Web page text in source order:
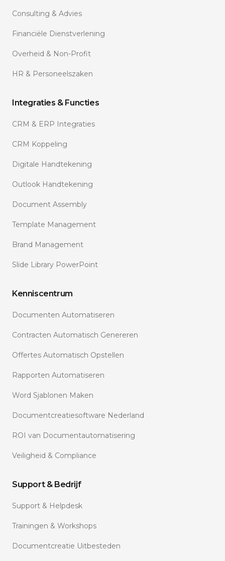
Consulting & Advies
Financiële Dienstverlening
Overheid & Non-Profit
HR & Personeelszaken
Integraties & Functies
CRM & ERP Integraties
CRM Koppeling
Digitale Handtekening
Outlook Handtekening
Document Assembly
Template Management
Brand Management
Slide Library PowerPoint
Kenniscentrum
Documenten Automatiseren
Contracten Automatisch Genereren
Offertes Automatisch Opstellen
Rapporten Automatiseren
Word Sjablonen Maken
Documentcreatiesoftware Nederland
ROI van Documentautomatisering
Veiligheid & Compliance
Support & Bedrijf
Support & Helpdesk
Trainingen & Workshops
Documentcreatie Uitbesteden